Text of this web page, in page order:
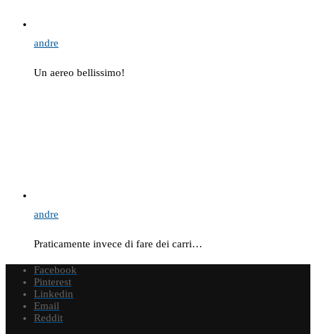
andre
Un aereo bellissimo!
andre
Praticamente invece di fare dei carri…
Facebook
Pinterest
Linkedin
Email
Reddit